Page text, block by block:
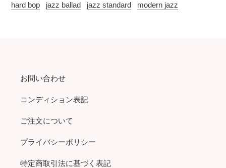
hard bop jazz ballad jazz standard modern jazz
お問い合わせ
コンディション表記
ご注文について
プライバシーポリシー
特定商取引法に基づく表記